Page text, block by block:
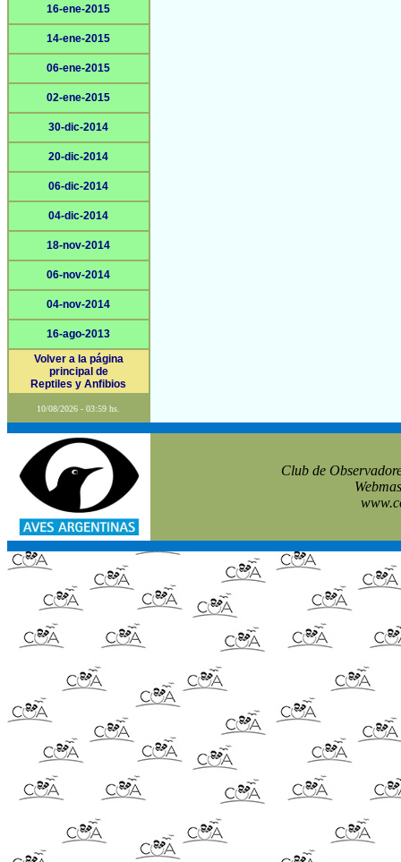
16-ene-2015
14-ene-2015
06-ene-2015
02-ene-2015
30-dic-2014
20-dic-2014
06-dic-2014
04-dic-2014
18-nov-2014
06-nov-2014
04-nov-2014
16-ago-2013
Volver a la página
principal de
Reptiles y Anfibios
10/08/2026 - 03:59 hs.
Club de